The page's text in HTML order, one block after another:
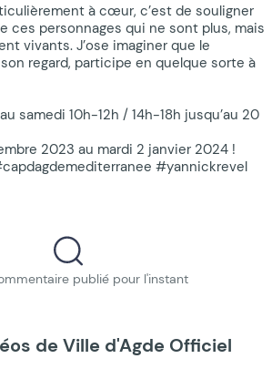
à cœur, c’est de souligner
ces personnages qui ne sont plus, mais
vivants. J’ose imaginer que le
regard, participe en quelque sorte à
samedi 10h-12h / 14h-18h jusqu’au 20
2023 au mardi 2 janvier 2024 !
#yannickrevel
publié pour l'instant
de Ville d'Agde Officiel